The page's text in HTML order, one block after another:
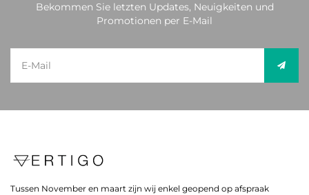
Bekommen Sie letzten Updates, Neuigkeiten und
Promotionen per E-Mail
Tussen November en maart zijn wij enkel geopend op afspraak